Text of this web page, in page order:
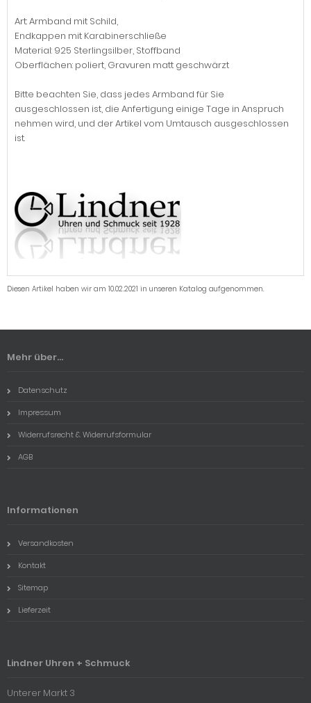
Art: Armband mit Schild,
Endkappen mit Karabinerschließe
Material: 925 Sterlingsilber, Stoffband
Oberflächen: poliert, Gravuren matt geschwärzt
Bitte beachten Sie, dass jedes Armband für Sie
ausgeschlossen ist, die Anfertigung einige Tage in Anspruch
nehmen wird, und der Artikel vom Umtausch ausgeschlossen
ist.
Diesen Artikel haben wir am 10.02.2021 in unseren Katalog aufgenommen.
Mehr über...
Datenschutz
Impressum
Widerrufsrecht & Widerrufsformular
AGB
Informationen
Versandkosten
Kontakt
Sitemap
Lieferzeit
Lindner Uhren + Schmuck
Unterer Markt 3